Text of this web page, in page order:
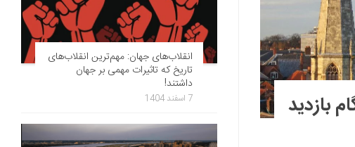
بازدید
انقلاب‌های جهان: مهم‌ترین انقلاب‌های
تاریخ که تاثیرات مهمی بر جهان
داشتند!
7 اسفند 1404